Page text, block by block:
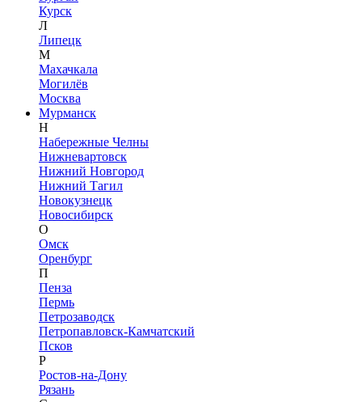
Курск
Л
Липецк
М
Махачкала
Могилёв
Москва
Мурманск
Н
Набережные Челны
Нижневартовск
Нижний Новгород
Нижний Тагил
Новокузнецк
Новосибирск
О
Омск
Оренбург
П
Пенза
Пермь
Петрозаводск
Петропавловск-Камчатский
Псков
Р
Ростов-на-Дону
Рязань